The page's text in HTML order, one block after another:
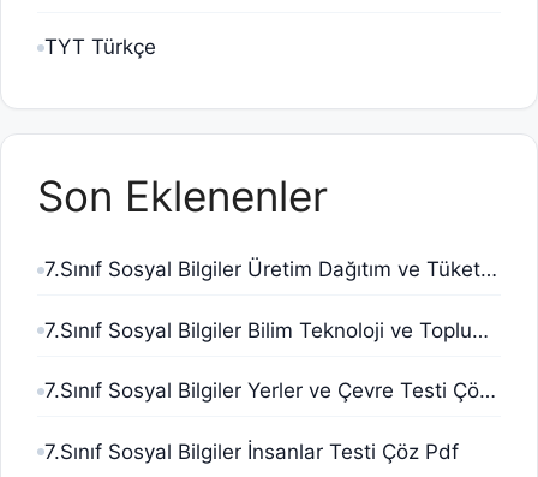
TYT Türkçe
Son Eklenenler
7.Sınıf Sosyal Bilgiler Üretim Dağıtım ve Tüketim Testi Çöz Pdf
7.Sınıf Sosyal Bilgiler Bilim Teknoloji ve Toplum Testi Çöz Pdf
7.Sınıf Sosyal Bilgiler Yerler ve Çevre Testi Çöz Pdf
7.Sınıf Sosyal Bilgiler İnsanlar Testi Çöz Pdf